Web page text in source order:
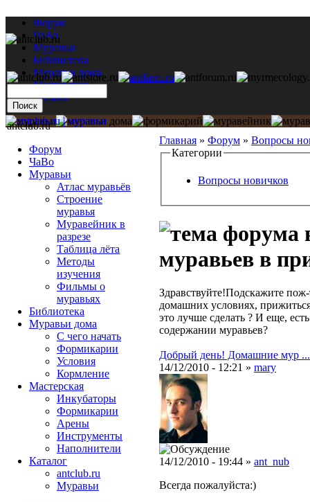
Форум
ЧаВо
Муравьи
Библиотека
Муравьи дома
Мастерская
Каталог
Главная » Форум » Вопросы
Категории
Вопросы новичков
муравьев в
Здравствуйте!Подскажите
домашних условиях,
это лучше сделать ? И еще,
содержании муравьев?
Добрый день! Домашние мур ...
14/12/2010 - 12:21 » mary
14/12/2010 - 19:44 » ant_nub
Всегда пожалуйста:)
antclub.ru
Форум
ЧаВо
Муравьи
Атлас муравьёв
Строение
муравья
Муравейник в
разрезе
Таблица лёта
Методы
изучения
Фильмы о
муравьях
Библиотека
Муравьи дома
С чего начать
Формикарии
Условия
Кормление
Мастерская
Инкубаторы
Формикарии
Арены
Инструменты
Наполнители
Каталог
antclub.ru
Муравьи